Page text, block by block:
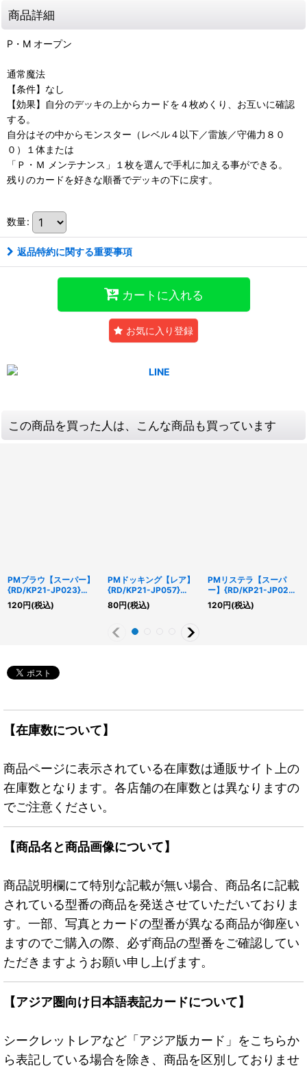
商品詳細
P・M オープン
通常魔法
【条件】なし
【効果】自分のデッキの上からカードを４枚めくり、お互いに確認
する。
自分はその中からモンスター（レベル４以下／雷族／守備力８０
０）１体または
「Ｐ・Ｍ メンテナンス」１枚を選んで手札に加える事ができる。
残りのカードを好きな順番でデッキの下に戻す。
数量:
返品特約に関する重要事項
カートに入れる
お気に入り登録
この商品を買った人は、こんな商品も買っています
PMブラウ【スーパー】
{RD/KP21-JP023}
《RDモンスター》
120円(税込)
PMドッキング【レア】
{RD/KP21-JP057}
《RD魔法》
80円(税込)
PMリステラ【スーパ
ー】{RD/KP21-JP022}
《RDモンスター》
120円(税込)
【在庫数について】
商品ページに表示されている在庫数は通販サイト上の
在庫数となります。各店舗の在庫数とは異なりますの
でご注意ください。
【商品名と商品画像について】
商品説明欄にて特別な記載が無い場合、商品名に記載
されている型番の商品を発送させていただいておりま
す。一部、写真とカードの型番が異なる商品が御座い
ますのでご購入の際、必ず商品の型番をご確認してい
ただきますようお願い申し上げます。
【アジア圏向け日本語表記カードについて】
シークレットレアなど「アジア版カード」をこちらか
ら表記している場合を除き、商品を区別しておりませ